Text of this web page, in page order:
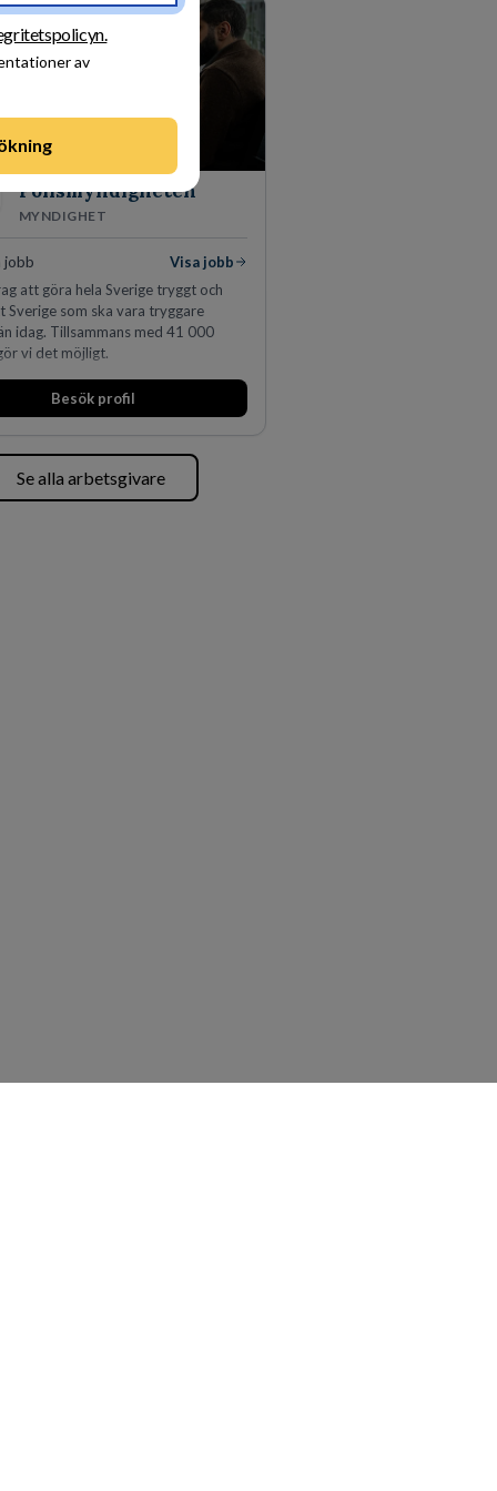
av
Polismyndigheten
MYNDIGHET
jobb
Visa jobb
att göra hela Sverige tryggt och
Sverige som ska vara tryggare
idag. Tillsammans med 41 000
vi det möjligt.
Besök profil
Se alla arbetsgivare